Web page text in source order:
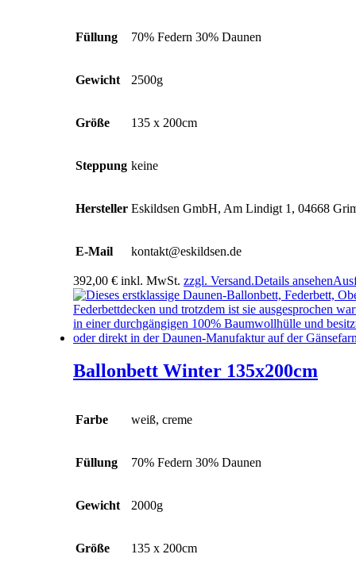
Füllung 70% Federn 30% Daunen
Gewicht 2500g
Größe 135 x 200cm
Steppung keine
Hersteller Eskildsen GmbH, Am Lindigt 1, 04668
E-Mail kontakt@eskildsen.de
392,00 € inkl. MwSt. zzgl. Versand.Details ansehen
Ballonbett Winter 135x200cm
Farbe weiß, creme
Füllung 70% Federn 30% Daunen
Gewicht 2000g
Größe 135 x 200cm